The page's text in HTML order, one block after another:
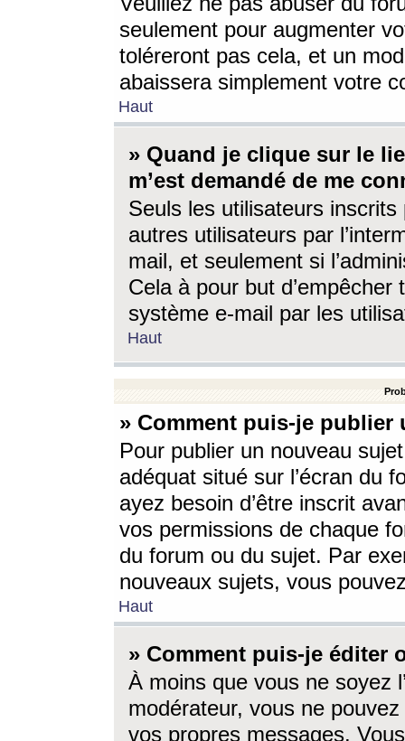
seulement pour augmenter
toléreront pas cela, et un
abaissera simplement votre
Haut
» Quand je clique sur le
m’est demandé de me
Seuls les utilisateurs
autres utilisateurs par
mail, et seulement si
Cela à pour but
système e-mail par les
Haut
» Comment puis-je
Pour publier un nouveau
adéquat situé sur l’écran du
ayez besoin d’être inscrit
vos permissions de chaque
du forum ou du sujet. Par
nouveaux sujets, vous
Haut
» Comment puis-je éditer
À moins que vous ne soyez
modérateur, vous ne
vos propres messages.